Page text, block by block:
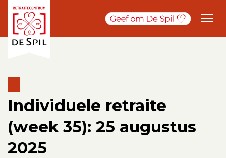
Individuele retraite
(week 35): 25 augustus
2025